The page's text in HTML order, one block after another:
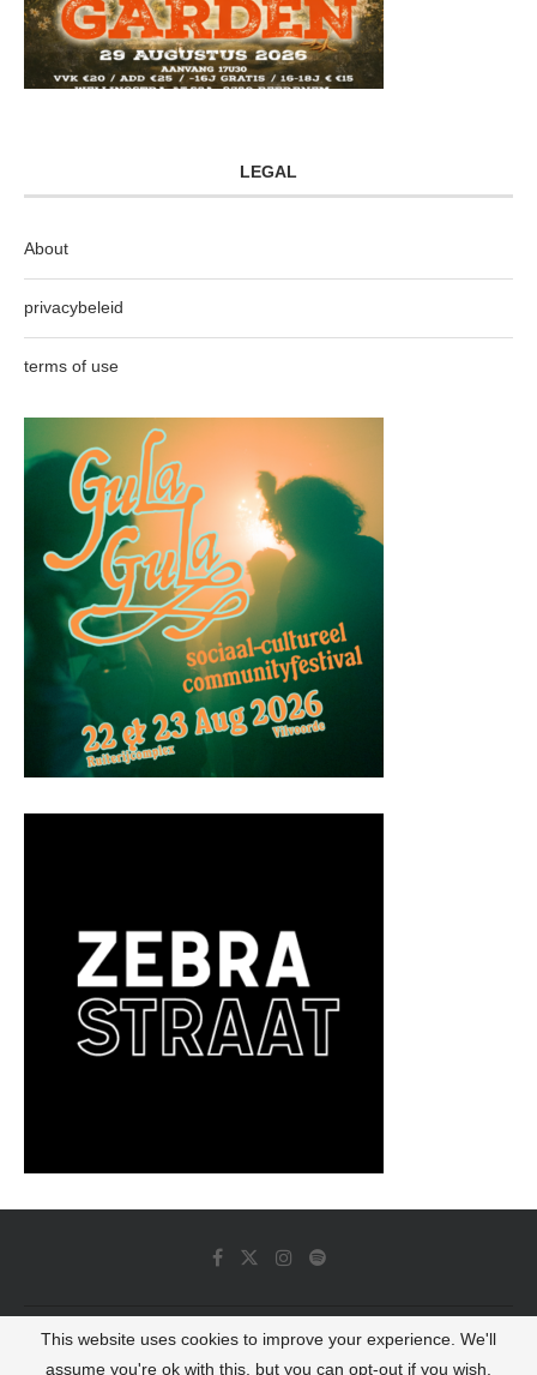
LEGAL
About
privacybeleid
terms of use
© 2022 - Luminous Dash All Rights Reserved
This website uses cookies to improve your experience. We'll
assume you're ok with this, but you can opt-out if you wish.